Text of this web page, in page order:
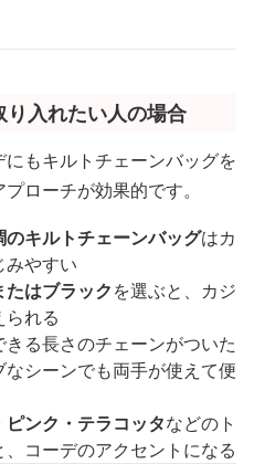
り入れたい人の場合
もキルトチェーンバッグを
ローチが効果的です。
キルトチェーンバッグはカ
みやすい
たはブラックを選ぶと、カジ
られる
る長さのチェーンがついた
シーンでも両手が使えて便
ンク・テラコッタなどのト
コーデのアクセントになる